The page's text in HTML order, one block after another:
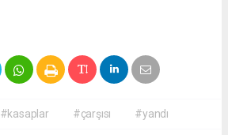
#kasaplar #çarşısı #yandı